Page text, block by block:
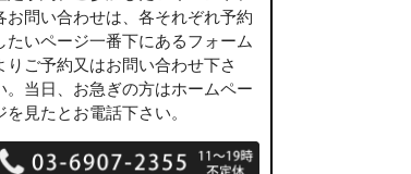
お問い合わせは、各それぞれ予約
たいページ一番下にあるフォーム
りご予約又はお問い合わせ下さ
。当日、お急ぎの方はホームペー
を見たとお電話下さい。